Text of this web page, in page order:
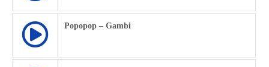
Popopop – Gambi